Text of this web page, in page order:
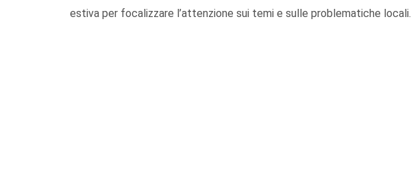
estiva per focalizzare l’attenzione sui temi e sulle problematiche locali.